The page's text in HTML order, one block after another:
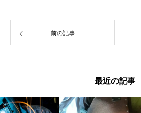
前の記事
最近の記事